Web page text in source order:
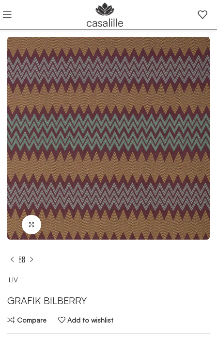
Click to enlarge
ILIV
GRAFIK BILBERRY
Compare Add to wishlist